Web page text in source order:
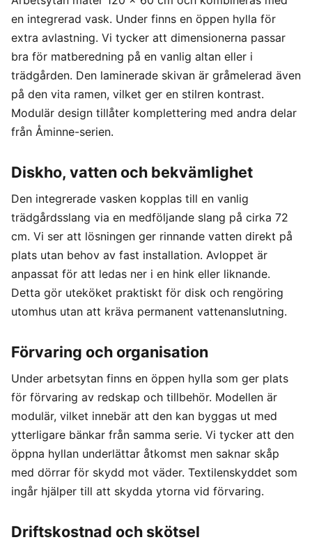
en integrerad vask. Under finns en öppen hylla för
extra avlastning. Vi tycker att dimensionerna passar
bra för matberedning på en vanlig altan eller i
trädgården. Den laminerade skivan är gråmelerad även
på den vita ramen, vilket ger en stilren kontrast.
Modulär design tillåter komplettering med andra delar
från Åminne-serien.
Diskho, vatten och bekvämlighet
Den integrerade vasken kopplas till en vanlig
trädgårdsslang via en medföljande slang på cirka 72
cm. Vi ser att lösningen ger rinnande vatten direkt på
plats utan behov av fast installation. Avloppet är
anpassat för att ledas ner i en hink eller liknande.
Detta gör uteköket praktiskt för disk och rengöring
utomhus utan att kräva permanent vattenanslutning.
Förvaring och organisation
Under arbetsytan finns en öppen hylla som ger plats
för förvaring av redskap och tillbehör. Modellen är
modulär, vilket innebär att den kan byggas ut med
ytterligare bänkar från samma serie. Vi tycker att den
öppna hyllan underlättar åtkomst men saknar skåp
med dörrar för skydd mot väder. Textilenskyddet som
ingår hjälper till att skydda ytorna vid förvaring.
Driftskostnad och skötsel